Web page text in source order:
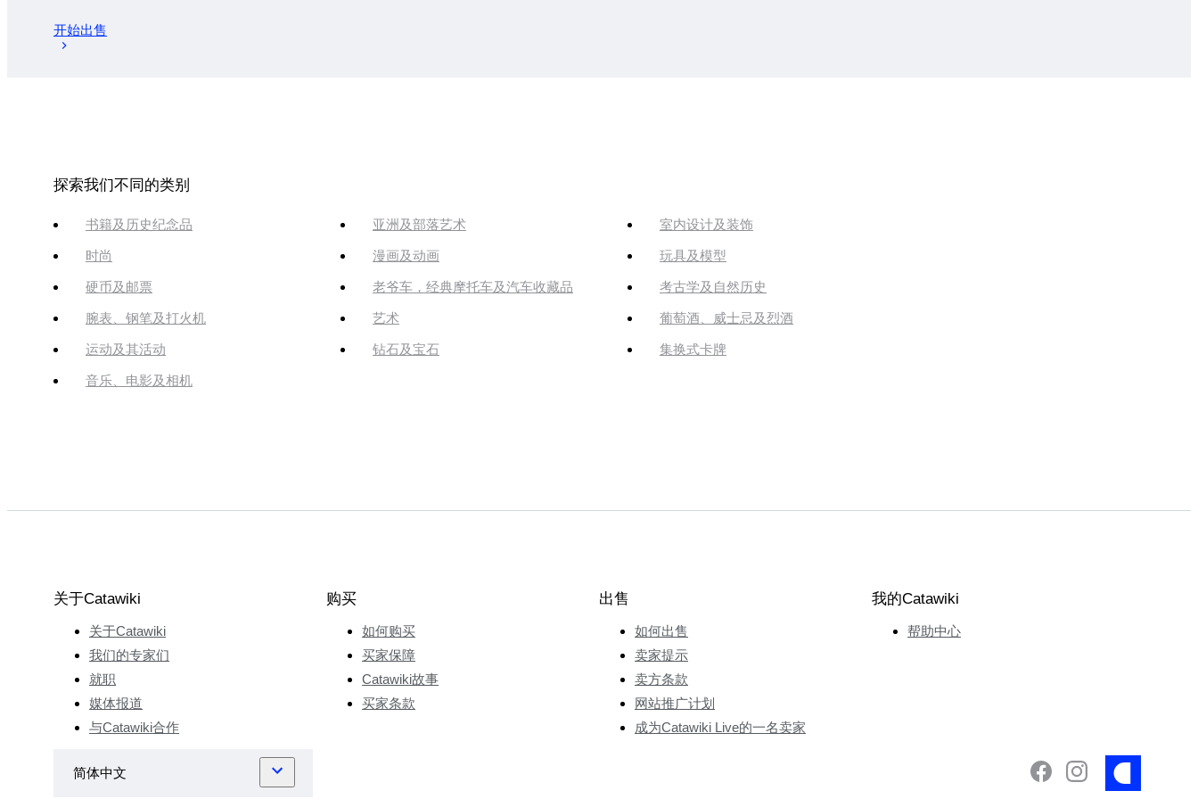
开始出售
探索我们不同的类别
书籍及历史纪念品 亚洲及部落艺术 室内设计及装饰
时尚 漫画及动画 玩具及模型
硬币及邮票 老爷车，经典摩托车及汽车收藏品 考古学及自然历史
腕表、钢笔及打火机 艺术 葡萄酒、威士忌及烈酒
运动及其活动 钻石及宝石 集换式卡牌
音乐、电影及相机
关于Catawiki
关于Catawiki
我们的专家们
就职
媒体报道
与Catawiki合作
购买
如何购买
买家保障
Catawiki故事
买家条款
出售
如何出售
卖家提示
卖方条款
网站推广计划
成为Catawiki Live的一名卖家
我的Catawiki
帮助中心